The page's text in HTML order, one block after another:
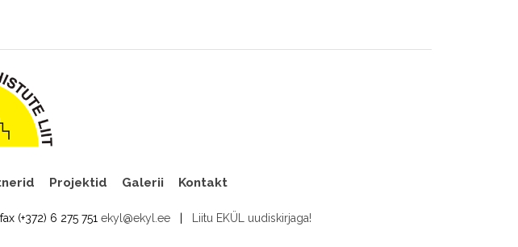
Projektid Galerii Kontakt
(+372) 6 275 751 ekyl@ekyl.ee Liitu EKÜL uudiskirjaga!